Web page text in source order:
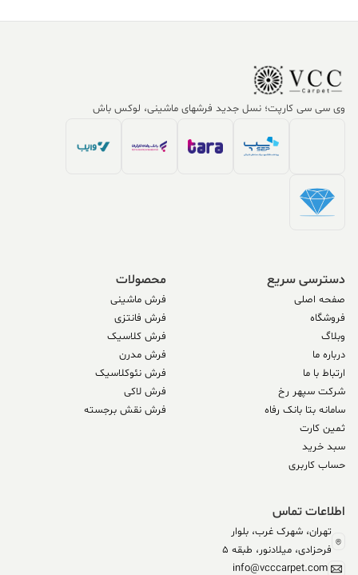
وی سی سی کارپت؛ نسل جدید فرشهای ماشینی، لوکس باش
دسترسی سریع
صفحه اصلی
فروشگاه
وبلاگ
درباره ما
ارتباط با ما
شرکت سپهر رخ
سامانه بتا بانک رفاه
ثمین کارت
سبد خرید
حساب کاربری
محصولات
فرش ماشینی
فرش فانتزی
فرش کلاسیک
فرش مدرن
فرش نئوکلاسیک
فرش لاکی
فرش نقش برجسته
اطلاعات تماس
تهران، شهرک غرب، بلوار
فرحزادی، میلادنور، طبقه 5
info@vcccarpet.com